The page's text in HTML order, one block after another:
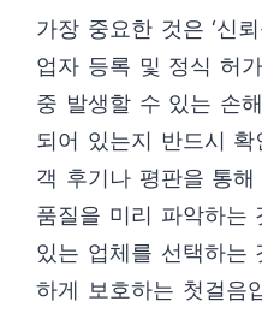
가장 중요한 것은 ‘신뢰
업자 등록 및 정식 허
중 발생할 수 있는 손
되어 있는지 반드시
객 후기나 평판을 통
품질을 미리 파악하는
있는 업체를 선택하는
하게 보호하는 첫걸음